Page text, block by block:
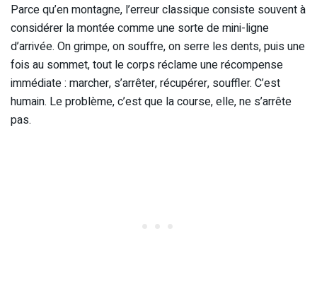
Parce qu’en montagne, l’erreur classique consiste souvent à
considérer la montée comme une sorte de mini-ligne
d’arrivée. On grimpe, on souffre, on serre les dents, puis une
fois au sommet, tout le corps réclame une récompense
immédiate : marcher, s’arrêter, récupérer, souffler. C’est
humain. Le problème, c’est que la course, elle, ne s’arrête
pas.